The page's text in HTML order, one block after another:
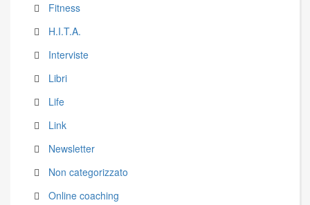
Fitness
H.I.T.A.
Interviste
Libri
Life
Link
Newsletter
Non categorizzato
Online coaching